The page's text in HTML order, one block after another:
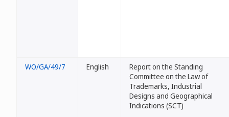
WO/GA/49/7 English
Report on the Standing
Committee on the Law of
Trademarks, Industrial
Designs and Geographical
Indications (SCT)